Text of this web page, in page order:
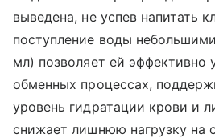
выведена, не успев напитать
поступление воды
мл) позволяет ей эффективно
обменных процессах,
уровень гидратации крови и
снижает лишнюю нагрузку на